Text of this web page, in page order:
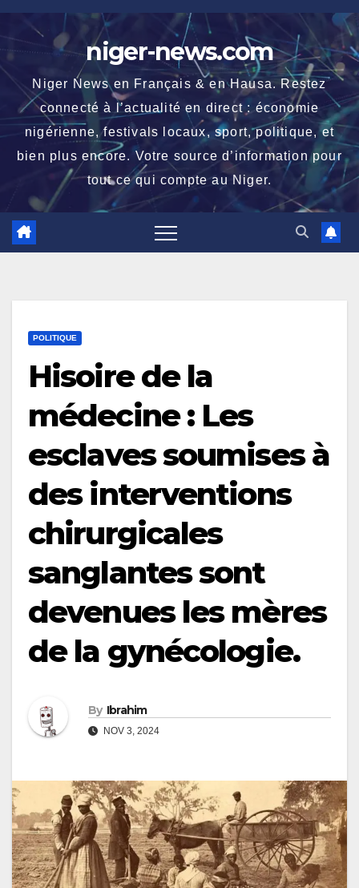
Skip
to
content
niger-news.com
Niger News en Français & en Hausa. Restez
connecté à l’actualité en direct : économie
nigérienne, festivals locaux, sport, politique, et
bien plus encore. Votre source d’information pour
tout ce qui compte au Niger.
POLITIQUE
Hisoire de la
médecine : Les
esclaves soumises à
des interventions
chirurgicales
sanglantes sont
devenues les mères
de la gynécologie.
By Ibrahim
NOV 3, 2024